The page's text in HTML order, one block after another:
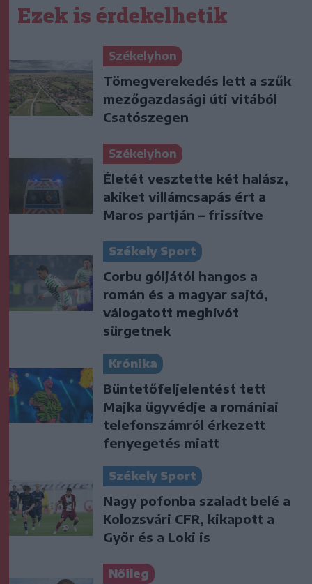
Ezek is érdekelhetik
Székelyhon
Tömegverekedés lett a szűk
mezőgazdasági úti vitából
Csatószegen
Székelyhon
Életét vesztette két halász,
akiket villámcsapás ért a
Maros partján – frissítve
Székely Sport
Corbu góljától hangos a
román és a magyar sajtó,
válogatott meghívót
sürgetnek
Krónika
Büntetőfeljelentést tett
Majka ügyvédje a romániai
telefonszámról érkezett
fenyegetés miatt
Székely Sport
Nagy pofonba szaladt belé a
Kolozsvári CFR, kikapott a
Győr és a Loki is
Nőileg